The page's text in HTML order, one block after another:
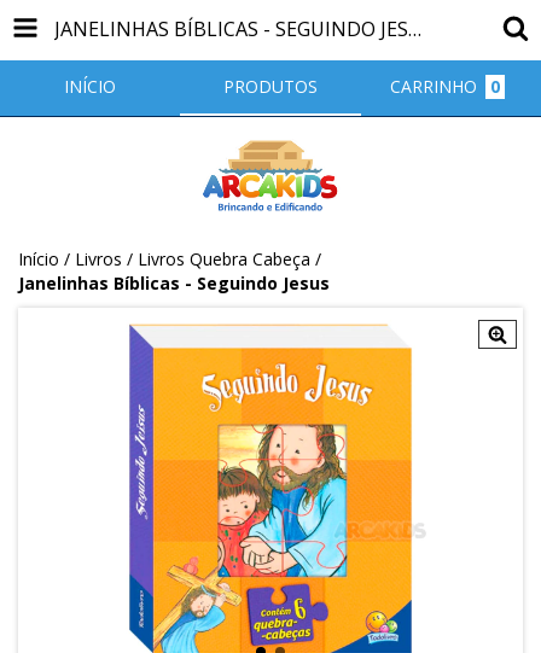
JANELINHAS BÍBLICAS - SEGUINDO JESUS
INÍCIO PRODUTOS CARRINHO 0
Início / Livros / Livros Quebra Cabeça /
Janelinhas Bíblicas - Seguindo Jesus